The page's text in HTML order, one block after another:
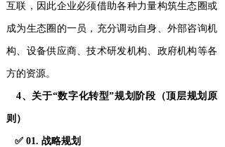
互联，因此企业必须借助各种力量构筑生态圈或
成为生态圈的一员，充分调动自身、外部咨询机
构、设备供应商、技术研发机构、政府机构等各
方的资源。
4、关于“数字化转型”规划阶段（顶层规划原
则）
✅ 01. 战略规划